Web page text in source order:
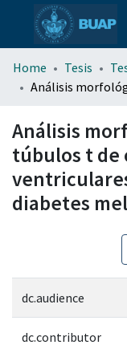
Home Tesis
Análisis
túbulos t de
diabetes
dc.audience
dc.contributor